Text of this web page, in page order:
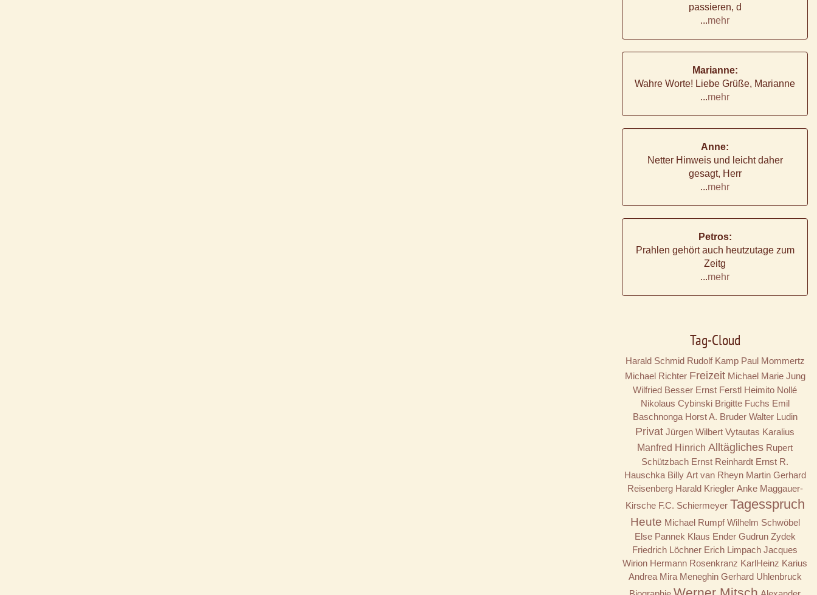
passieren, d
...mehr
Marianne:
Wahre Worte! Liebe Grüße, Marianne
...mehr
Anne:
Netter Hinweis und leicht daher
gesagt, Herr
...mehr
Petros:
Prahlen gehört auch heutzutage zum
Zeitg
...mehr
Tag-Cloud
Harald Schmid Rudolf Kamp Paul Mommertz
Michael Richter Freizeit Michael Marie Jung
Wilfried Besser Ernst Ferstl Heimito Nollé
Nikolaus Cybinski Brigitte Fuchs Emil
Baschnonga Horst A. Bruder Walter Ludin
Privat Jürgen Wilbert Vytautas Karalius
Manfred Hinrich Alltägliches Rupert
Schützbach Ernst Reinhardt Ernst R.
Hauschka Billy Art van Rheyn Martin Gerhard
Reisenberg Harald Kriegler Anke Maggauer-
Kirsche F.C. Schiermeyer Tagesspruch
Heute Michael Rumpf Wilhelm Schwöbel
Else Pannek Klaus Ender Gudrun Zydek
Friedrich Löchner Erich Limpach Jacques
Wirion Hermann Rosenkranz KarlHeinz Karius
Andrea Mira Meneghin Gerhard Uhlenbruck